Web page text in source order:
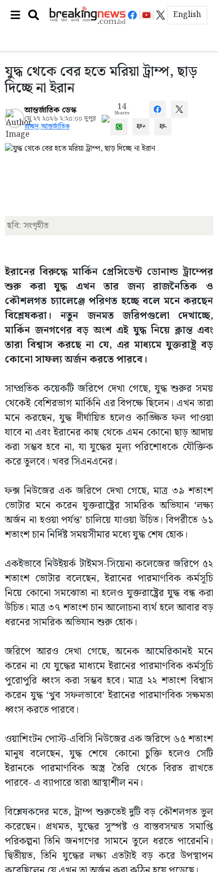
English
যুদ্ধ থেকে বের হতে মরিয়া ট্রাম্প, ছাড়
দিচ্ছে না ইরান
আন্তর্জাতিক ডেস্ক
মে ২৭ ২০২৬ ২:২০:০০ দুপুর
প্রচ্ছদ,আন্তর্জাতিক
14
Shares
ফ+ ফ-
ছবি: সংগৃহীত
ইরানের বিরুদ্ধে মার্কিন প্রেসিডেন্ট ডোনাল্ড ট্রাম্পের
শুরু করা যুদ্ধ এখন তার জন্য রাজনৈতিক ও
কৌশলগত চ্যালেঞ্জে পরিণত হচ্ছে বলে মনে করছেন
বিশ্লেষকরা। নতুন জনমত জরিপগুলো দেখাচ্ছে,
মার্কিন জনগণের বড় অংশ এই যুদ্ধ নিয়ে ক্লান্ত এবং
তারা বিশ্বাস করছে না যে, এর মাধ্যমে যুক্তরাষ্ট্র বড়
কোনো সাফল্য অর্জন করতে পারবে।
সাম্প্রতিক কয়েকটি জরিপে দেখা গেছে, যুদ্ধ শুরুর সময়
থেকেই বেশিরভাগ মার্কিনি এর বিপক্ষে ছিলেন। এখন তারা
মনে করছেন, যুদ্ধ দীর্ঘায়িত হলেও কাঙ্ক্ষিত ফল পাওয়া
যাবে না এবং ইরানের কাছ থেকে এমন কোনো ছাড় আদায়
করা সম্ভব হবে না, যা যুদ্ধের মূল্য পরিশোধকে যৌক্তিক
করে তুলবে। খবর সিএনএনের।
ফক্স নিউজের এক জরিপে দেখা গেছে, মাত্র ৩৯ শতাংশ
ভোটার মনে করেন যুক্তরাষ্ট্রের সামরিক অভিযান ‘লক্ষ্য
অর্জন না হওয়া পর্যন্ত’ চালিয়ে যাওয়া উচিত। বিপরীতে ৬১
শতাংশ চান নির্দিষ্ট সময়সীমার মধ্যে যুদ্ধ শেষ হোক।
একইভাবে নিউইয়র্ক টাইমস-সিয়েনা কলেজের জরিপে ৫২
শতাংশ ভোটার বলেছেন, ইরানের পারমাণবিক কর্মসূচি
নিয়ে কোনো সমঝোতা না হলেও যুক্তরাষ্ট্রের যুদ্ধ বন্ধ করা
উচিত। মাত্র ৩৭ শতাংশ চান আলোচনা ব্যর্থ হলে আবার বড়
ধরনের সামরিক অভিযান শুরু হোক।
জরিপে আরও দেখা গেছে, অনেক আমেরিকানই মনে
করেন না যে যুদ্ধের মাধ্যমে ইরানের পারমাণবিক কর্মসূচি
পুরোপুরি ধ্বংস করা সম্ভব হবে। মাত্র ২২ শতাংশ বিশ্বাস
করেন যুদ্ধ ‘খুব সফলভাবে’ ইরানের পারমাণবিক সক্ষমতা
ধ্বংস করতে পারবে।
ওয়াশিংটন পোস্ট-এবিসি নিউজের এক জরিপে ৬৫ শতাংশ
মানুষ বলেছেন, যুদ্ধ শেষে কোনো চুক্তি হলেও সেটি
ইরানকে পারমাণবিক অস্ত্র তৈরি থেকে বিরত রাখতে
পারবে- এ ব্যাপারে তারা আস্থাশীল নন।
বিশ্লেষকদের মতে, ট্রাম্প শুরুতেই দুটি বড় কৌশলগত ভুল
করেছেন। প্রথমত, যুদ্ধের সুস্পষ্ট ও বাস্তবসম্মত সমাপ্তি
পরিকল্পনা তিনি জনগণের সামনে তুলে ধরতে পারেননি।
দ্বিতীয়ত, তিনি যুদ্ধের লক্ষ্য এতটাই বড় করে উপস্থাপন